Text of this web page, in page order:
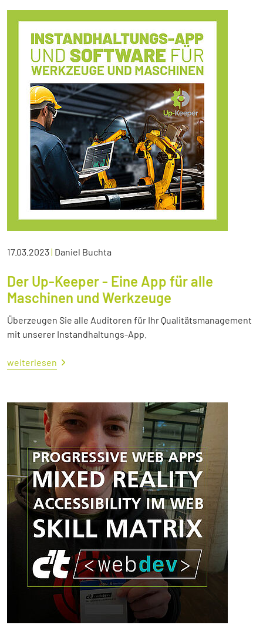
17.03.2023| Daniel Buchta
Der Up-Keeper - Eine App für alle
Maschinen und Werkzeuge
Überzeugen Sie alle Auditoren für Ihr Qualitätsmanagement
mit unserer Instandhaltungs-App.
weiterlesen